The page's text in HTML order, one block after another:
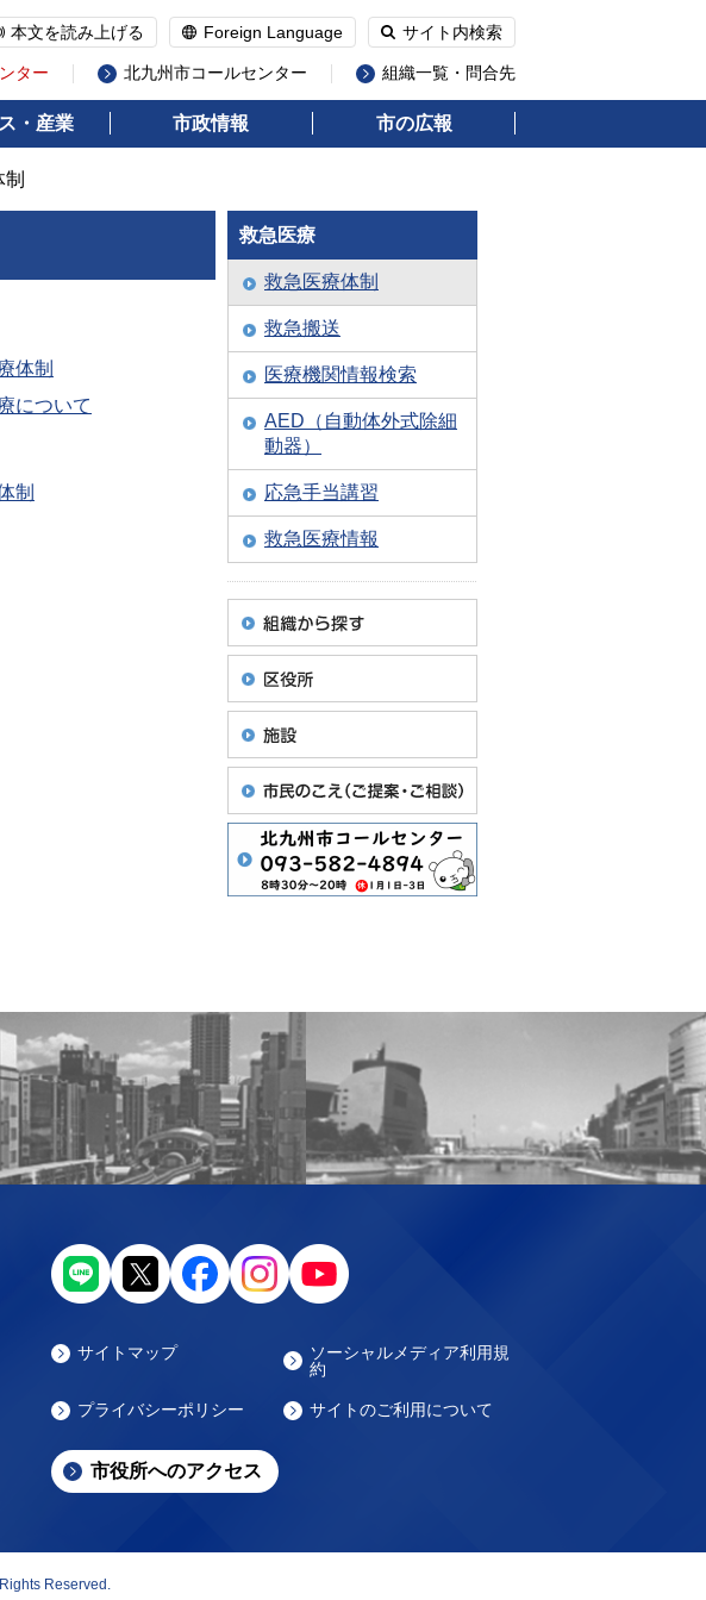
本文を読み上げる Foreign Language サイト内検索
ター 北九州市コールセンター 組織一覧・問合先
・産業 市政情報 市の広報
体制
について
制
救急医療
救急医療体制
救急搬送
医療機関情報検索
AED（自動体外式除細
動器）
応急手当講習
救急医療情報
サイトマップ
ソーシャルメディア利用規
約
プライバシーポリシー サイトのご利用について
市役所へのアクセス
Reserved.